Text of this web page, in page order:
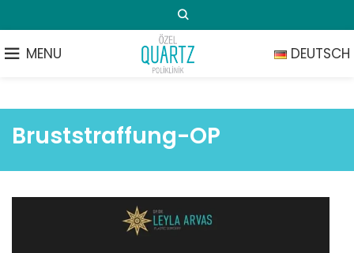
MENU DEUTSCH
Bruststraffung-OP